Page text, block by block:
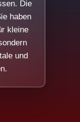
Die
haben
kleine
und